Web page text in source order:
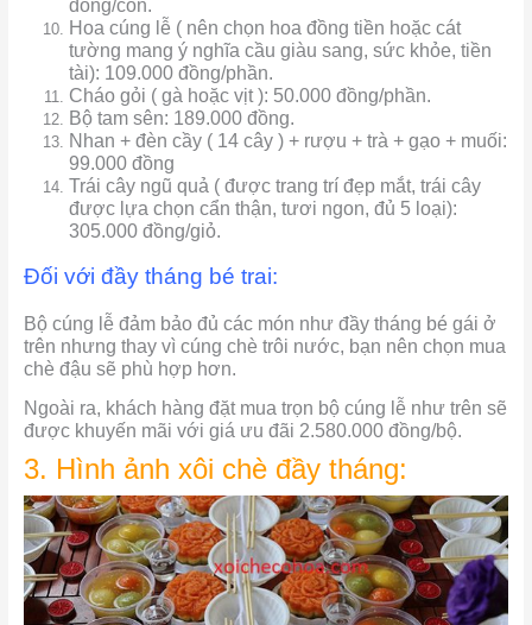
đồng/con.
Hoa cúng lễ ( nên chọn hoa đồng tiền hoặc cát
tường mang ý nghĩa cầu giàu sang, sức khỏe, tiền
tài): 109.000 đồng/phần.
Cháo gỏi ( gà hoặc vịt ): 50.000 đồng/phần.
Bộ tam sên: 189.000 đồng.
Nhan + đèn cầy ( 14 cây ) + rượu + trà + gạo + muối:
99.000 đồng
Trái cây ngũ quả ( được trang trí đẹp mắt, trái cây
được lựa chọn cẩn thận, tươi ngon, đủ 5 loại):
305.000 đồng/giỏ.
Đối với đầy tháng bé trai:
Bộ cúng lễ đảm bảo đủ các món như đầy tháng bé gái ở
trên nhưng thay vì cúng chè trôi nước, bạn nên chọn mua
chè đậu sẽ phù hợp hơn.
Ngoài ra, khách hàng đặt mua trọn bộ cúng lễ như trên sẽ
được khuyến mãi với giá ưu đãi 2.580.000 đồng/bộ.
3. Hình ảnh xôi chè đầy tháng: